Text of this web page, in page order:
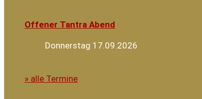
Offener Tantra Abend
Donnerstag 17.09.2026
» alle Termine